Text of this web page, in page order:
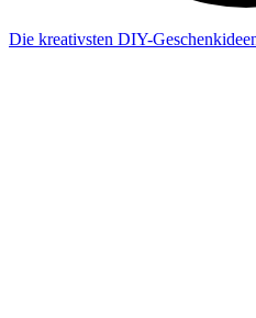
Die kreativsten DIY-